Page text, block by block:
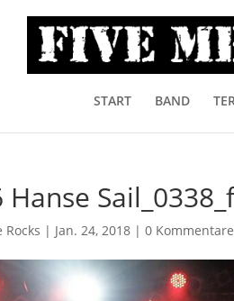
START BAND
Hanse
Rocks | Jan. 24, 2018 |0 Kommentare